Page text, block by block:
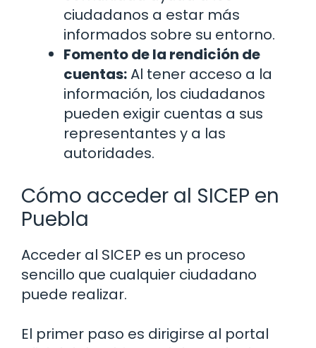
ciudadanos a estar más
informados sobre su entorno.
Fomento de la rendición de
cuentas:Al tener acceso a la
información, los ciudadanos
pueden exigir cuentas a sus
representantes y a las
autoridades.
Cómo acceder al SICEP en
Puebla
Acceder al SICEP es un proceso
sencillo que cualquier ciudadano
puede realizar.
El primer paso es dirigirse al portal